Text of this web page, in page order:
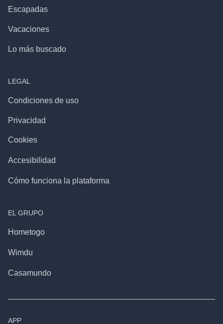
Escapadas
Vacaciones
Lo más buscado
LEGAL
Condiciones de uso
Privacidad
Cookies
Accesibilidad
Cómo funciona la plataforma
EL GRUPO
Hometogo
Wimdu
Casamundo
APP